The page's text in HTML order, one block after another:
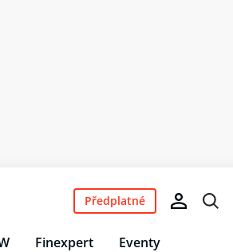
Finexpert Eventy
Předplatné